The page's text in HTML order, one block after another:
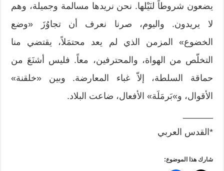
يضعون شروطاً لنَيْلها. نحن نريدها مسالمة وجميلة، وهم
لا يريدون. واليوم، صرنا نعرف أن تجاوُزَ «وضع
الخضوع» المزمن الذي لم يعد محتمَلاً، يقتضي منا
التخلّص من الهواة، والمحترفين، معاً. فليس أشنَعَ من
حماقة السلطة، إلاّ غباء المعارضة. وبين «خلقنة»
الأقوال، و»بَرمَلَة» الأفعال، ضاعت البلاد.
*القدس العربي
شارك هذا الموضوع: